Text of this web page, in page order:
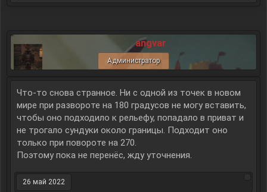
angvar
Администратор
Что-то снова странное. Ни с одной из точек в новом
мире при развороте на 180 градусов не могу вставить,
чтобы оно подходило к рельефу, попадало в приват и
не трогало сундуки около границы. Подходит оно
только при повороте на 270.
Поэтому пока не перенёс, жду уточнения.
26 май 2022